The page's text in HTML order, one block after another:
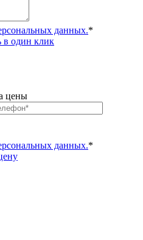
данных.*
в один клик
цены
данных.*